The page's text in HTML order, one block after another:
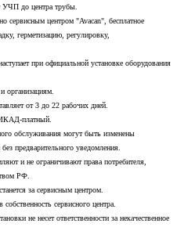
УЧП до центра трубы.
сервисным центром "Avacan", бесплатное
герметизацию, регулировку,
при официальной установке оборудования
организациям.
от 3 до 22 рабочих дней.
платный.
обслуживания могут быть изменены
предварительного уведомления.
и не ограничивают права потребителя,
РФ.
за сервисным центром.
сервисного центра.
не несет ответственности за некачественное